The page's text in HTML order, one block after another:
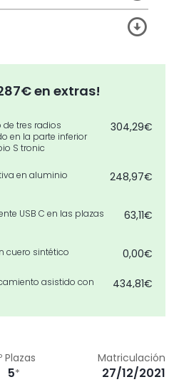
en extras!
tres radios
en la parte inferior
S tronic
304,29€
en aluminio
248,97€
USB C en las plazas
63,11€
cuero sintético 0,00€
asistido con
434,81€
encendedor
ligera, 5 radios en Y, Gris
8,0J x 18, neumáticos
0,00€
Plazas
5*
Matriculación
27/12/2021